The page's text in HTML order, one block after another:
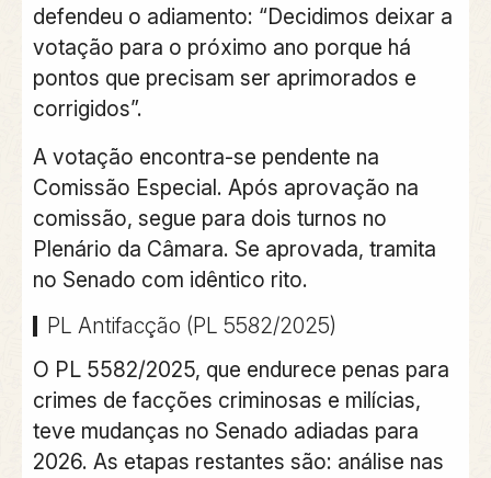
defendeu o adiamento: “Decidimos deixar a
votação para o próximo ano porque há
pontos que precisam ser aprimorados e
corrigidos”.
A votação encontra-se pendente na
Comissão Especial. Após aprovação na
comissão, segue para dois turnos no
Plenário da Câmara. Se aprovada, tramita
no Senado com idêntico rito.
PL Antifacção (PL 5582/2025)
O PL 5582/2025, que endurece penas para
crimes de facções criminosas e milícias,
teve mudanças no Senado adiadas para
2026. As etapas restantes são: análise nas